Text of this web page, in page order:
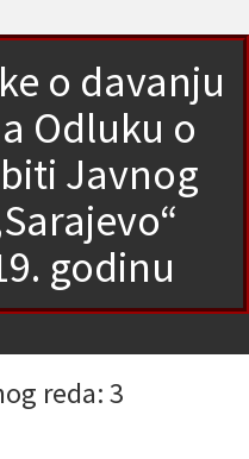
o davanju
Odluku o
Javnog
godinu
reda: 3